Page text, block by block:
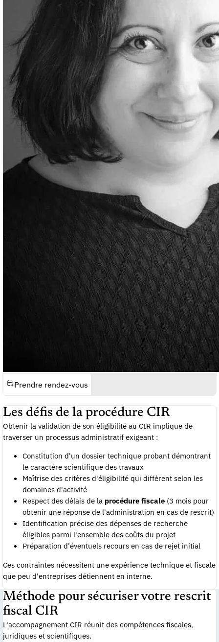
Prendre rendez-vous
Les défis de la procédure CIR
Obtenir la validation de son éligibilité au CIR implique de
traverser un processus administratif exigeant :
Constitution d'un dossier technique probant démontrant
le caractère scientifique des travaux
Maîtrise des critères d'éligibilité qui diffèrent selon les
domaines d'activité
Respect des délais de la procédure fiscale (3 mois pour
obtenir une réponse de l'administration en cas de rescrit)
Identification précise des dépenses de recherche
éligibles parmi l'ensemble des coûts du projet
Préparation d'éventuels recours en cas de rejet initial
Ces contraintes nécessitent une expérience technique et fiscale
que peu d'entreprises détiennent en interne.
Méthode pour sécuriser votre rescrit
fiscal CIR
L'accompagnement CIR réunit des compétences fiscales,
juridiques et scientifiques.